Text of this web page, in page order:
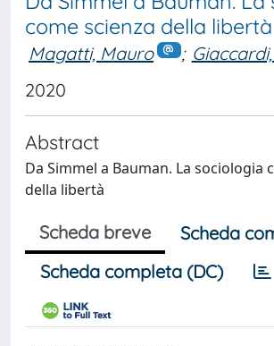
come scienza della libertà
Magatti, Mauro ;
2020
Abstract
Da Simmel a Bauman. La sociologia
della libertà
Scheda breve
Scheda
Scheda completa (DC)